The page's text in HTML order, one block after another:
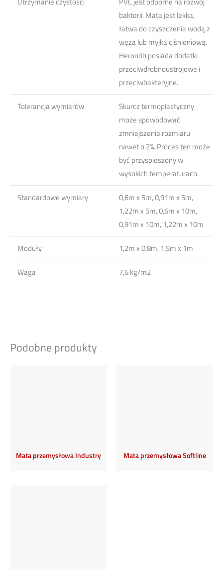
bakterii. Mata jest lekka,
łatwa do czyszczenia wodą z
węża lub myjką ciśnieniową.
Heronrib posiada dodatki
przeciwdrobnoustrojowe i
przeciwbakteryjne.
Tolerancja wymiarów
Skurcz termoplastyczny
może spowodować
zmniejszenie rozmiaru
nawet o 2%. Proces ten może
być przyspieszony w
wysokich temperaturach.
Standardowe wymiary
0,6m x 5m, 0,91m x 5m,
1,22m x 5m, 0,6m x 10m,
0,91m x 10m, 1,22m x 10m
Moduły 1,2m x 0,8m, 1,5m x 1m
Waga 7,6 kg/m2
Podobne produkty
Mata przemysłowa Industry Mata przemysłowa Softline